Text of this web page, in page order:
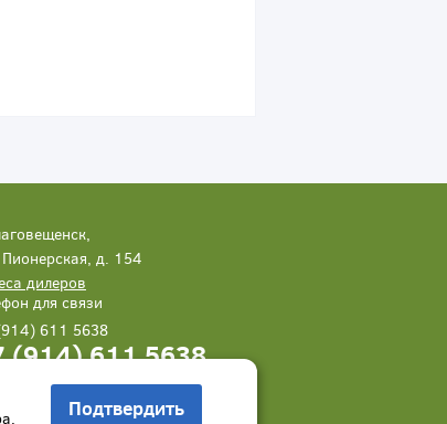
д. 154
дилеров
для связи
611 5638
(914) 611 5638
нам Заказать звонок
Подтвердить